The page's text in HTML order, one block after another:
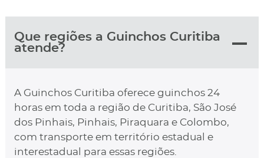
Que regiões a Guinchos Curitiba
atende?
A Guinchos Curitiba oferece guinchos 24
horas em toda a região de Curitiba, São José
dos Pinhais, Pinhais, Piraquara e Colombo,
com transporte em território estadual e
interestadual para essas regiões.